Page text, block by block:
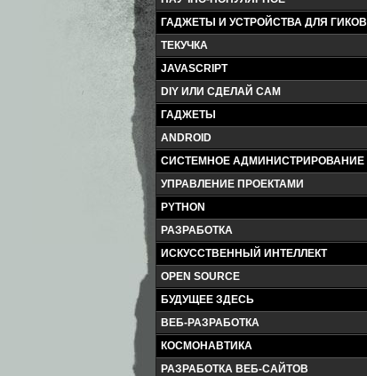
ГАДЖЕТЫ И УСТРОЙСТВА ДЛЯ ГИКОВ
ТЕКУЧКА
JAVASCRIPT
DIY ИЛИ СДЕЛАЙ САМ
ГАДЖЕТЫ
ANDROID
СИСТЕМНОЕ АДМИНИСТРИРОВАНИЕ
УПРАВЛЕНИЕ ПРОЕКТАМИ
PYTHON
РАЗРАБОТКА
ИСКУССТВЕННЫЙ ИНТЕЛЛЕКТ
OPEN SOURCE
БУДУЩЕЕ ЗДЕСЬ
ВЕБ-РАЗРАБОТКА
КОСМОНАВТИКА
РАЗРАБОТКА ВЕБ-САЙТОВ